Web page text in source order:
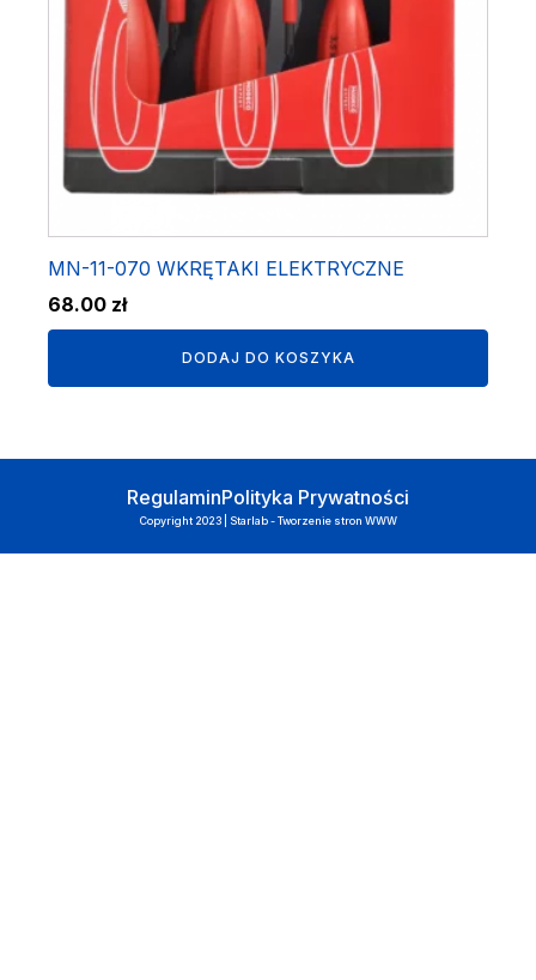
MN-11-070 WKRĘTAKI ELEKTRYCZNE
68.00 zł
DODAJ DO KOSZYKA
RegulaminPolityka Prywatności
Copyright 2023 | Starlab - Tworzenie stron WWW